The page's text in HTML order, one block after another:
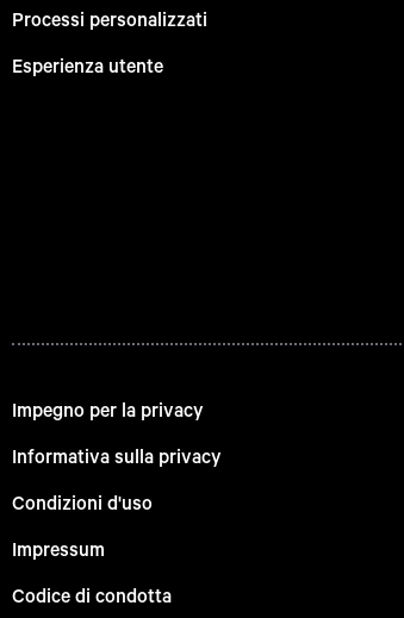
Processi personalizzati
Esperienza utente
Impegno per la privacy
Informativa sulla privacy
Condizioni d'uso
Impressum
Codice di condotta